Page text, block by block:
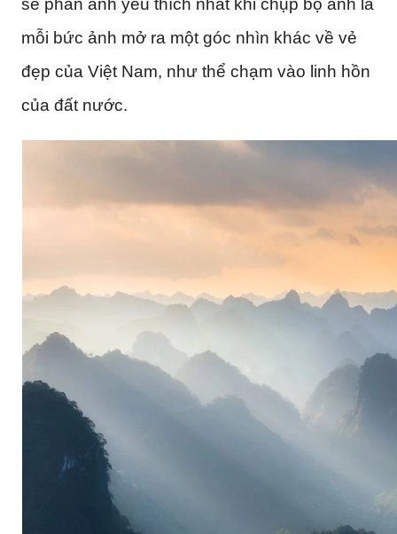
sẻ phần anh yêu thích nhất khi chụp bộ ảnh là
mỗi bức ảnh mở ra một góc nhìn khác về vẻ
đẹp của Việt Nam, như thể chạm vào linh hồn
của đất nước.